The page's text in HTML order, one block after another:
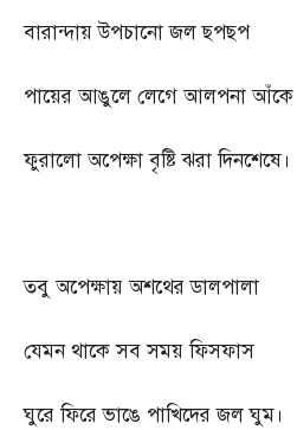
বারান্দায় উপচানো জল ছপছপ
পায়ের আঙুলে লেগে আলপনা আঁকে
ফুরালো অপেক্ষা বৃষ্টি ঝরা দিনশেষে।
তবু অপেক্ষায় অশথের ডালপালা
যেমন থাকে সব সময় ফিসফাস
ঘুরে ফিরে ভাঙে পাখিদের জল ঘুম।